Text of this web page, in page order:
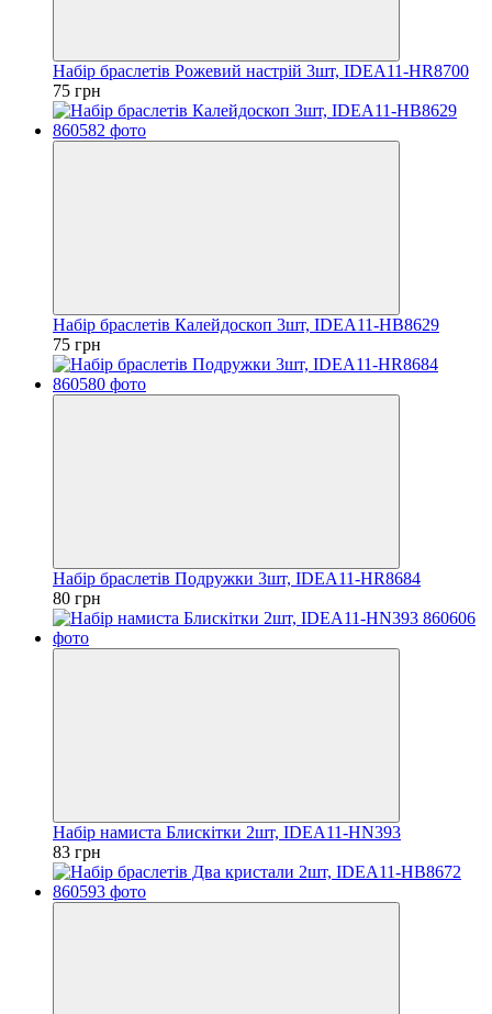
Набір браслетів Рожевий настрій 3шт, IDEA11-HR8700
75 грн
Набір браслетів Калейдоскоп 3шт, IDEA11-HB8629
75 грн
Набір браслетів Подружки 3шт, IDEA11-HR8684
80 грн
Набір намиста Блискітки 2шт, IDEA11-HN393
83 грн